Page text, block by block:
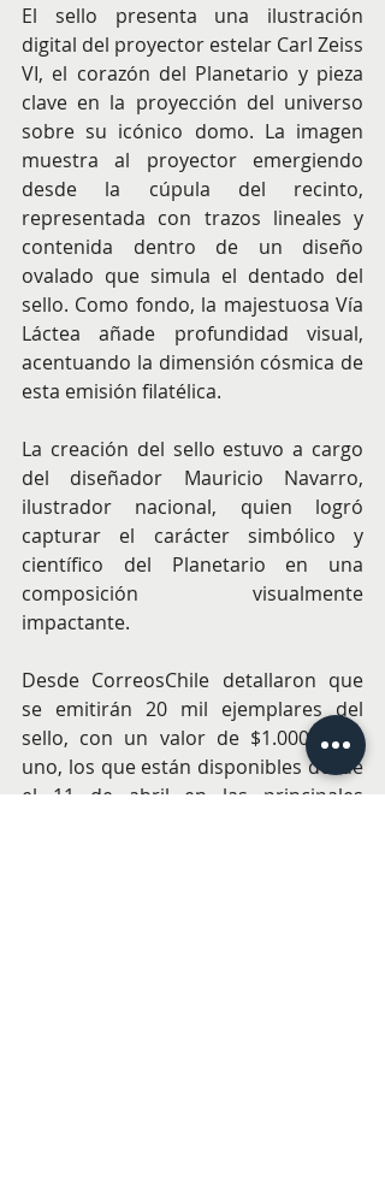
El sello presenta una ilustración
digital del proyector estelar Carl Zeiss
VI, el corazón del Planetario y pieza
clave en la proyección del universo
sobre su icónico domo. La imagen
muestra al proyector emergiendo
desde la cúpula del recinto,
representada con trazos lineales y
contenida dentro de un diseño
ovalado que simula el dentado del
sello. Como fondo, la majestuosa Vía
Láctea añade profundidad visual,
acentuando la dimensión cósmica de
esta emisión filatélica.
La creación del sello estuvo a cargo
del diseñador Mauricio Navarro,
ilustrador nacional, quien logró
capturar el carácter simbólico y
científico del Planetario en una
composición visualmente
impactante.
Desde CorreosChile detallaron que
se emitirán 20 mil ejemplares del
sello, con un valor de $1.000 cada
uno, los que están disponibles desde
el 11 de abril en las principales